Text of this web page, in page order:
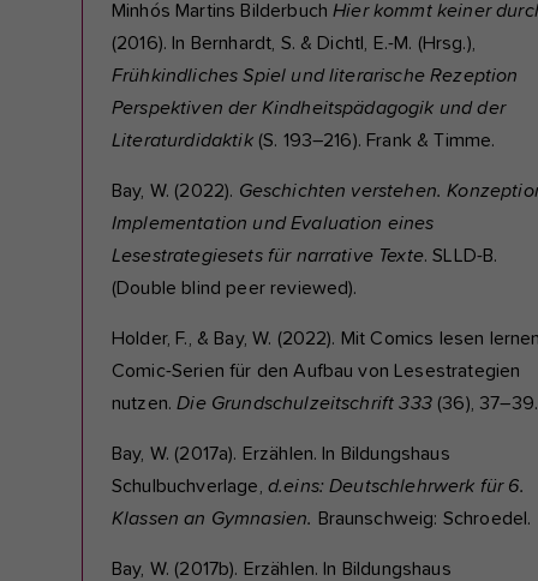
Minhós Martins BilderbuchHier kommt keiner
(2016). In Bernhardt, S. & Dichtl, E.-M. (Hrsg.),
Frühkindliches Spiel und literarische Rezeption
Perspektiven der Kindheitspädagogik und der
Literaturdidaktik(S. 193–216). Frank & Timme.
Bay, W. (2022). Geschichten verstehen.
Implementation und Evaluation eines
Lesestrategiesets für narrative Texte. SLLD-B.
(Double blind peer reviewed).
Holder, F., & Bay, W. (2022). Mit Comics lesen
Comic-Serien für den Aufbau von Lesestrategien
nutzen.Die Grundschulzeitschrift 333(36), 37–39.
Bay, W. (2017a). Erzählen. In Bildungshaus
Schulbuchverlage, d.eins: Deutschlehrwerk für 6.
Klassen an Gymnasien. Braunschweig: Schroedel.
Bay, W. (2017b). Erzählen. In Bildungshaus